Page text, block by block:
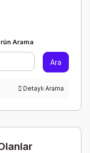
Arama
Ara
Detaylı Arama